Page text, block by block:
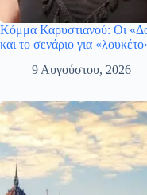
Κόμμα Καρυστιανού: Οι
και το σενάριο για
9 Αυγούστου, 2026